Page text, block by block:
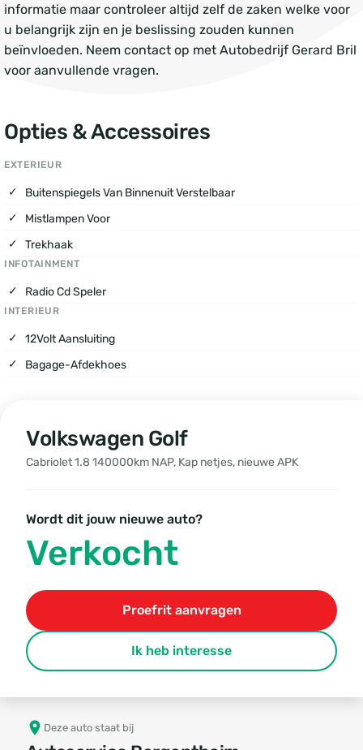
informatie maar controleer altijd zelf de zaken welke voor
u belangrijk zijn en je beslissing zouden kunnen
beïnvloeden. Neem contact op met Autobedrijf Gerard Bril
voor aanvullende vragen.
Opties & Accessoires
EXTERIEUR
Buitenspiegels Van Binnenuit Verstelbaar
Mistlampen Voor
Trekhaak
INFOTAINMENT
Radio Cd Speler
INTERIEUR
12Volt Aansluiting
Bagage-Afdekhoes
Volkswagen Golf
Cabriolet 1.8 140000km NAP, Kap netjes, nieuwe APK
Wordt dit jouw nieuwe auto?
Verkocht
Proefrit aanvragen
Ik heb interesse
Deze auto staat bij